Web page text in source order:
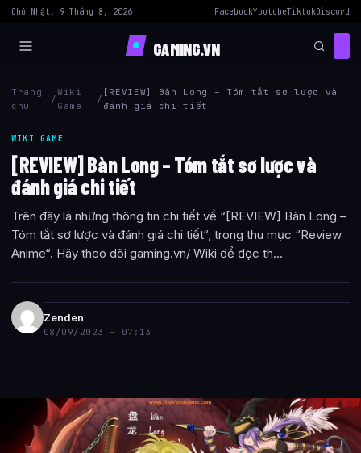
Chủ Nhật, 9 Tháng 8, 2026 FacebookYoutubeTiktokDiscord
GAMING.VN
Trang
chu
/
Wiki
Game
/
[REVIEW] Bàn Long – Tóm tắt sơ lược và
đánh giá chi tiết
WIKI GAME
[REVIEW] Bàn Long – Tóm tắt sơ lược và
đánh giá chi tiết
Trên đây là những thông tin chi tiết về “[REVIEW] Bàn Long –
Tóm tắt sơ lược và đánh giá chi tiết“, trong thu mục “Review
Anime“. Hãy theo dõi gaming.vn/ Wiki để đọc th...
Zenden
08/09/2023 - 07:13